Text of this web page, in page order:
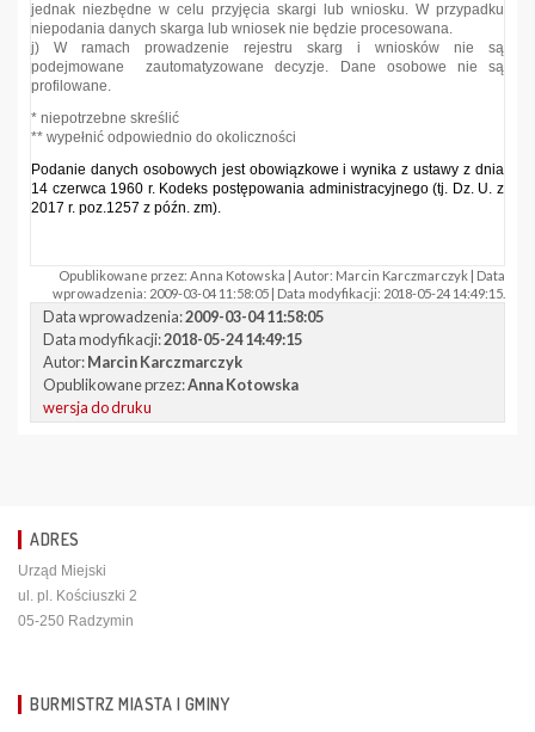
jednak niezbędne w celu przyjęcia skargi lub wniosku. W przypadku
niepodania danych skarga lub wniosek nie będzie procesowana.
j) W ramach prowadzenie rejestru skarg i wniosków nie są
podejmowane zautomatyzowane decyzje. Dane osobowe nie są
profilowane.
* niepotrzebne skreślić
** wypełnić odpowiednio do okoliczności
Podanie danych osobowych jest obowiązkowe i wynika z ustawy z dnia
14 czerwca 1960 r. Kodeks postępowania administracyjnego (tj. Dz. U. z
2017 r. poz.1257 z późn. zm).
Opublikowane przez: Anna Kotowska | Autor: Marcin Karczmarczyk | Data
wprowadzenia: 2009-03-04 11:58:05 | Data modyfikacji: 2018-05-24 14:49:15.
Data wprowadzenia:2009-03-04 11:58:05
Data modyfikacji:2018-05-24 14:49:15
Autor:Marcin Karczmarczyk
Opublikowane przez:Anna Kotowska
wersja do druku
ADRES
Urząd Miejski
ul. pl. Kościuszki 2
05-250 Radzymin
BURMISTRZ MIASTA I GMINY